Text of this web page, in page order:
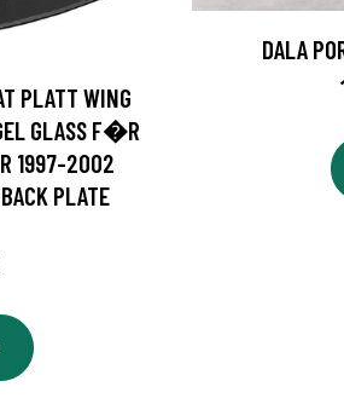
PLATT WING
GLASS F�R
1997-2002
PLATE
DALA